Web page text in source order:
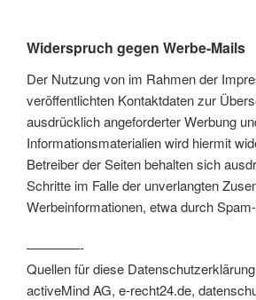
Widerspruch gegen Werbe-Mails
Der Nutzung von im Rahmen der
veröffentlichten Kontaktdaten zur
ausdrücklich angeforderter Werbung
Informationsmaterialien wird hiermit
Betreiber der Seiten behalten sich
Schritte im Falle der unverlangten
Werbeinformationen, etwa durch
————-
Quellen für diese
activeMind AG, e-recht24.de,